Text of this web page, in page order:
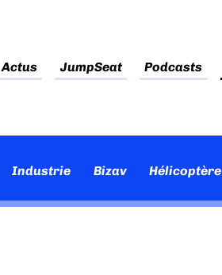
Actus JumpSeat Podcasts
Industrie Bizav Hélicoptère